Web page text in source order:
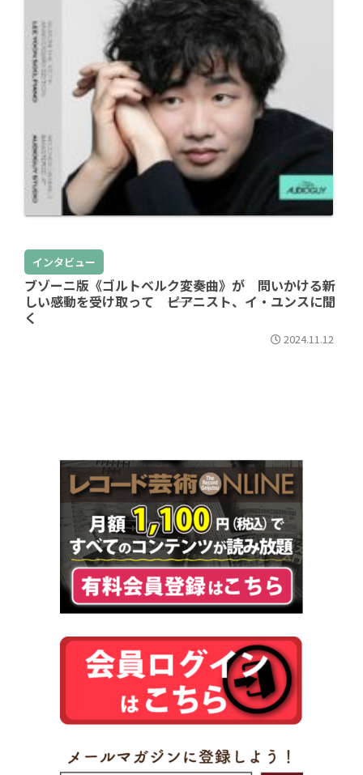
インタビュー
ブゾーニ版《ゴルトベルク変奏曲》が 問いかける新
しい感動を受け取って ――ピアニスト、イ・ユンスに聞
く
2024.11.12